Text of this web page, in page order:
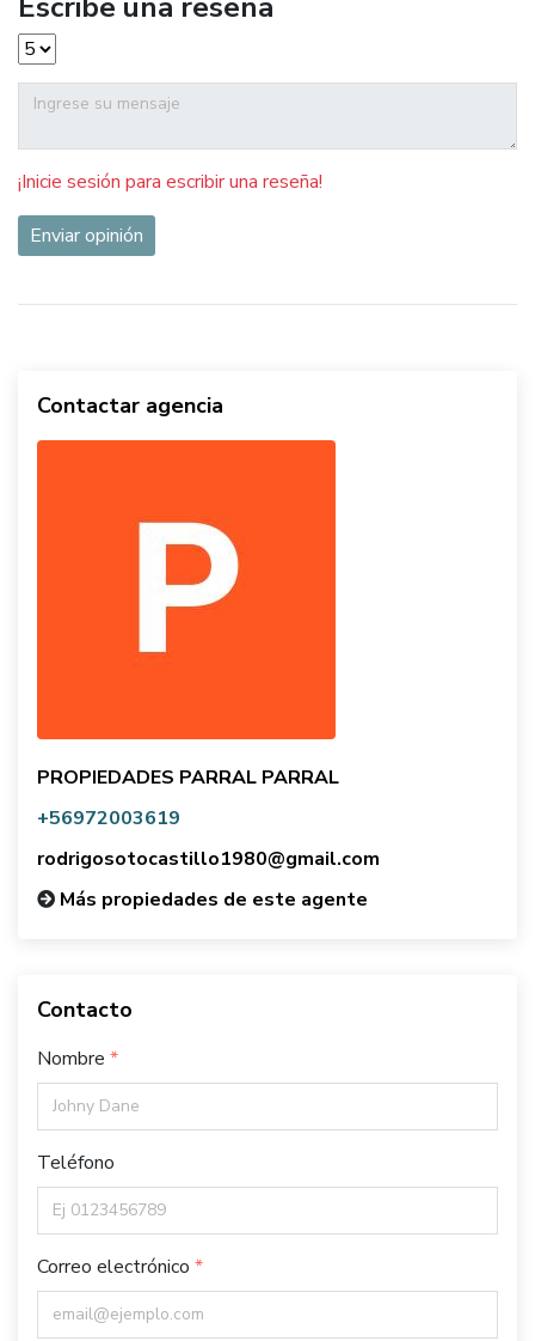
¡Inicie sesión para escribir una reseña!
Enviar opinión
Contactar agencia
PROPIEDADES PARRAL PARRAL
+56972003619
rodrigosotocastillo1980@gmail.com
Más propiedades de este agente
Contacto
Nombre
Teléfono
Correo electrónico